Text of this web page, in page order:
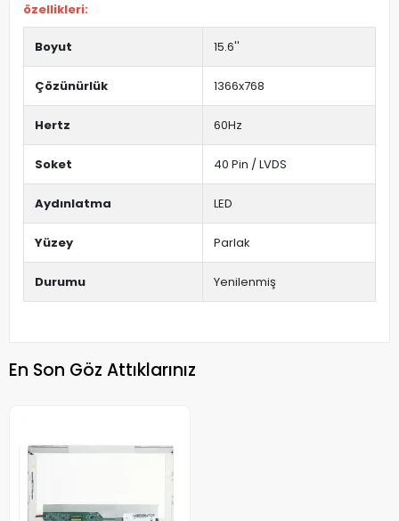
özellikleri:
Boyut 15.6''
Çözünürlük 1366x768
Hertz 60Hz
Soket 40 Pin / LVDS
Aydınlatma LED
Yüzey Parlak
Durumu Yenilenmiş
En Son Göz Attıklarınız